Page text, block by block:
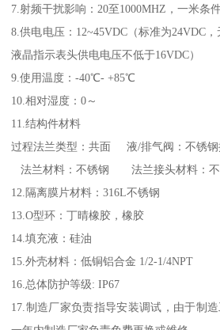
7.射频干扰影响：20至1000MHZ，一米条
8.供电电压：12~45VDC（标准为24VDC
液晶指示表头供电电压不低于16VDC）
9.使用温度：-40℃- +85℃
10.相对湿度：0～
11.结构件材料
过程法兰类型：共面 液/排气阀：不锈钢
法兰材料：不锈钢 法兰接头材料：不
12.隔离膜片材料：316L不锈钢
13.O型环：丁晴橡胶，橡胶
14.填充液：硅油
15.外壳材料：低铜铝合金 1/2-1/4NPT
16.总体防护等级: IP67
17.制造厂家负责指导安装调试，由于制